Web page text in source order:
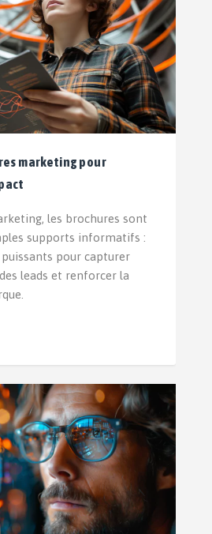
marketing pour
les brochures sont
supports informatifs :
pour capturer
leads et renforcer la